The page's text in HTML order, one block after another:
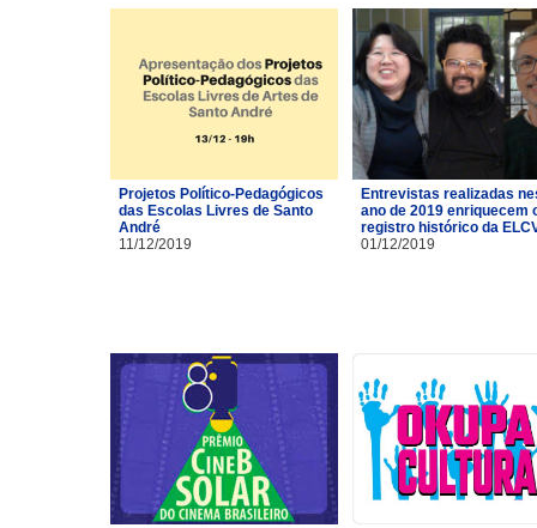
Projetos Político-Pedagógicos
das Escolas Livres de Santo
André
11/12/2019
Entrevistas realizadas
ano de 2019 enriquecem
registro histórico da
01/12/2019